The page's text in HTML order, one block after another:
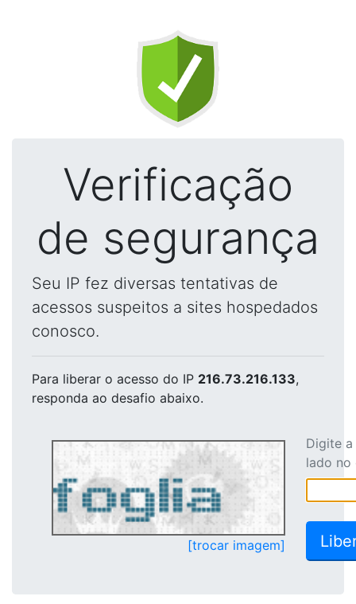
Verificação
de segurança
Seu IP fez diversas tentativas de
acessos suspeitos a sites hospedados
conosco.
Para liberar o acesso do IP 216.73.216.133,
responda ao desafio abaixo.
[trocar imagem]
Digite
lado no